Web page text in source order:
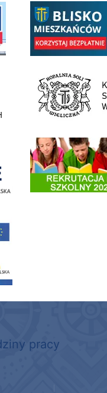
Krakow Rudzicelink do opisu aplikacji -
link do strony Kopalni Soli
Informacja o terminach
ratowniczo-gaśniczego z
pracy